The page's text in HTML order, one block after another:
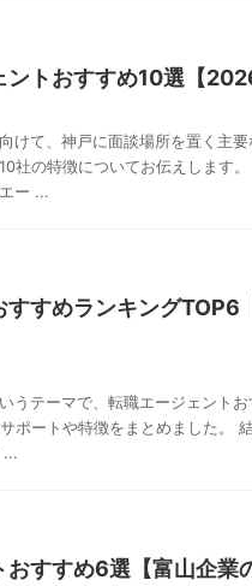
トおすすめ10選【
けて、神戸に面談場所を置く主
社の特徴についてお伝えします
ー ...
すすめランキングTOP6
うテーマで、転職エージェント
ポートや特徴をまとめました。
...
すすめ6選【富山企業